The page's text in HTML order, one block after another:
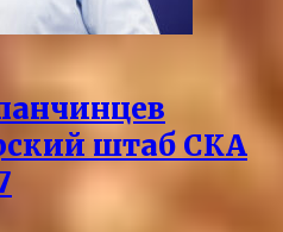
штаб СКА